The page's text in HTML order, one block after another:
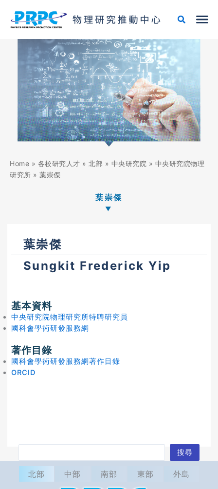
Home » 各校研究人才 » 北部 » 中央研究院 » 中央研究院物理
研究所 » 葉崇傑
葉崇傑
葉崇傑
Sungkit Frederick Yip
基本資料
中央研究院物理研究所特聘研究員
國科會學術研發服務網
著作目錄
國科會學術研發服務網著作目錄
ORCID
尋
搜尋
北部 中部 南部 東部 外島